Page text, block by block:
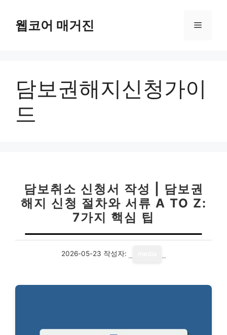
웹코어 매거진 메
담보권해지신청가이
드
담보취소 신청서 작성 | 담보권
해지 신청 절차와 서류 A TO Z:
7가지 핵심 팁
2026-05-23 작성자: